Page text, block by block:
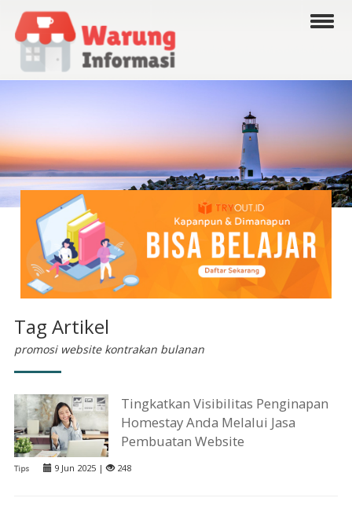
Tag Artikel
promosi website kontrakan bulanan
Tingkatkan Visibilitas Penginapan
Homestay Anda Melalui Jasa
Pembuatan Website
Tips 9 Jun 2025 | 248